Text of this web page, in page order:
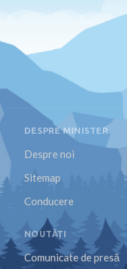
DESPRE MINISTER
Despre noi
Sitemap
Conducere
NOUTĂȚI
Comunicate de presă